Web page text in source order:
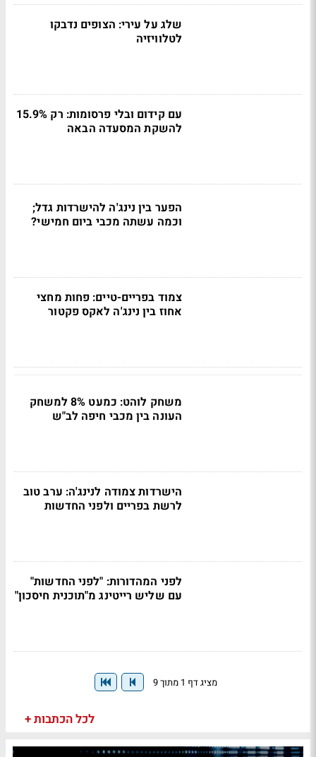
שלג על עירי: הצופים נדבקו
לטלוויזיה
עם קידום ובלי פרסומות: רק 15.9%
להשקת המסעדה הבאה
הפער בין נינג'ה להישרדות גדל;
וכמה עשתה מכבי ביום חמישי?
צמוד בפריים-טיים: פחות מחצי
אחוז בין נינג'ה לאקס פקטור
משחק לוהט: כמעט 8% למשחק
העונה בין מכבי חיפה לב"ש
הישרדות צמודה לנינג'ה: ערב טוב
לרשת בפריים ולפני החדשות
לפני המהדורות: "לפני החדשות"
עם שליש רייטינג מ"תוכנית חיסכון"
מציג דף 1 מתוך 9
לכל הכתבות +